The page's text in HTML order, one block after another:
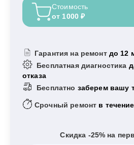
Стоимость
от 1000 ₽
Гарантия на ремонт до 12
Бесплатная диагностика
отказа
Бесплатно заберем вашу
Срочный ремонт в
Скидка -25% на